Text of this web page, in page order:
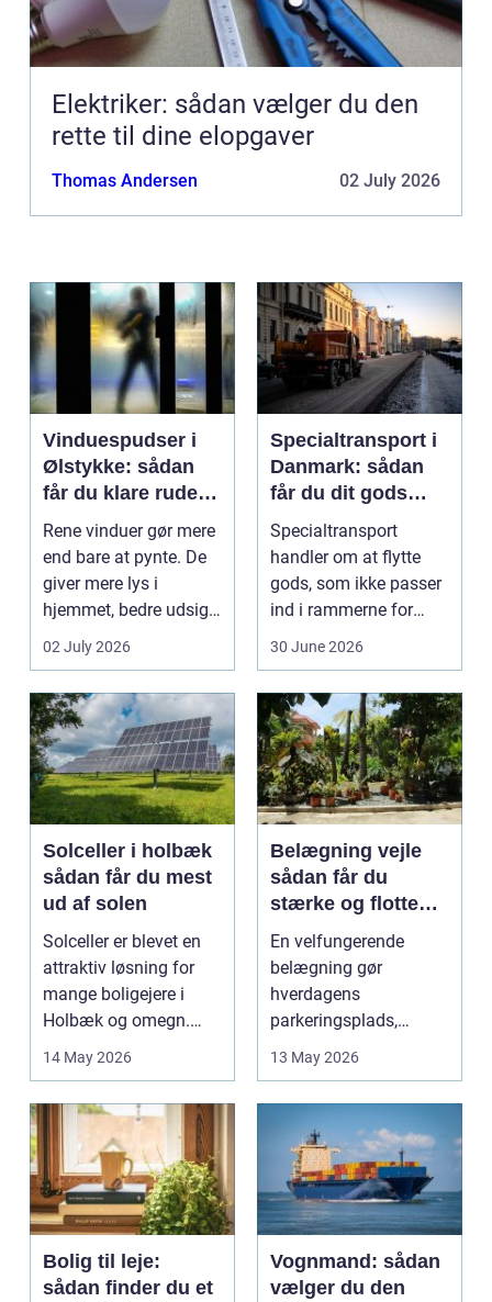
Elektriker: sådan vælger du den
rette til dine elopgaver
Thomas Andersen 02 July 2026
Vinduespudser i
Ølstykke: sådan
får du klare ruder
året rundt
Rene vinduer gør mere
end bare at pynte. De
giver mere lys i
hjemmet, bedre udsigt
og et p&ae...
02 July 2026
Specialtransport i
Danmark: sådan
får du dit gods
sikkert frem
Specialtransport
handler om at flytte
gods, som ikke passer
ind i rammerne for
almindelig
30 June 2026
Solceller i holbæk
sådan får du mest
ud af solen
Solceller er blevet en
attraktiv løsning for
mange boligejere i
Holbæk og omegn.
Flere ønsker at sæn...
14 May 2026
Belægning vejle
sådan får du
stærke og flotte
udendørs arealer
En velfungerende
belægning gør
hverdagens
parkeringsplads,
terrasse eller
gårdsplads både pæn
og pra...
13 May 2026
Bolig til leje:
sådan finder du et
Vognmand: sådan
vælger du den